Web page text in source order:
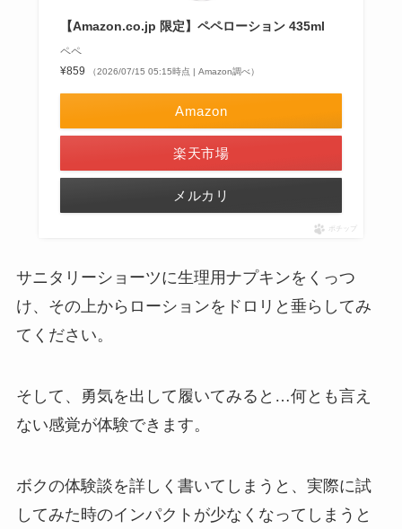
【Amazon.co.jp 限定】ペペローション 435ml
ペペ
¥859
（2026/07/15 05:15時点 | Amazon調べ）
Amazon
楽天市場
メルカリ
ポチップ
サニタリーショーツに生理用ナプキンをくっつ
け、その上からローションをドロリと垂らしてみ
てください。
そして、勇気を出して履いてみると…何とも言え
ない感覚が体験できます。
ボクの体験談を詳しく書いてしまうと、実際に試
してみた時のインパクトが少なくなってしまうと